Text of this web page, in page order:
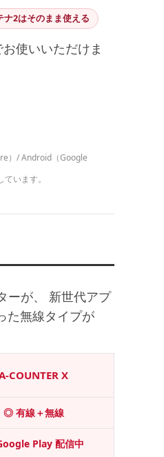
ナ2はそのまま使える
使いいただけま
）/ Android（Google
います。
ーが、 新世代アプ
た無線タイプが
COUNTER X
◎ 有線＋無線
Play 配信中